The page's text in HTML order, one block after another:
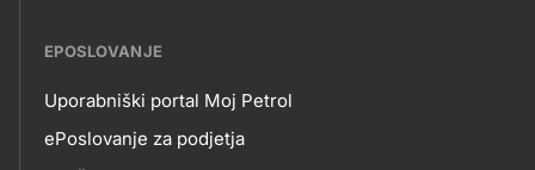
EPOSLOVANJE
EPOSLOVANJE
Uporabniški portal Moj Petrol
ePoslovanje za podjetja